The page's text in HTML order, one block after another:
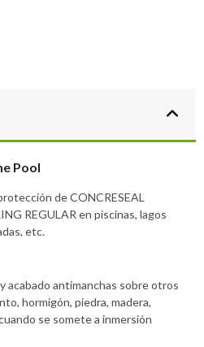
Pool
de CONCRESEAL
REGULAR en piscinas, lagos
etc.
acabado antimanchas sobre otros
hormigón, piedra, madera,
se somete a inmersión